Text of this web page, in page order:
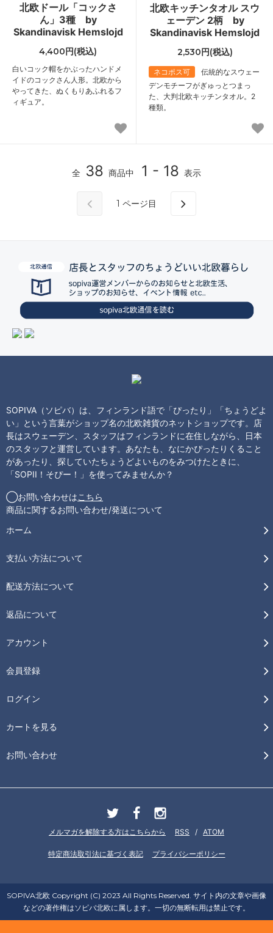
北欧ドール「コックさ
ん」3種 by
Skandinavisk Hemslojd
4,400円(税込)
白いコック帽をかぶったハンドメ
イドのコックさん人形。北欧から
やってきた、ぬくもりあふれるフ
ィギュア。
北欧キッチンタオル スウ
ェーデン 2柄 by
Skandinavisk Hemslojd
2,530円(税込)
ネコポス可
伝統的なスウェー
デンモチーフがぎゅっとつまっ
た、大判北欧キッチンタオル。2
種類。
全 38 商品中 1 - 18 表示
1 ページ目
SOPIVA（ソピバ）は、フィンランド語で「ぴったり」「ちょうどよ
い」という言葉がショップ名の北欧雑貨のネットショップです。店
長はスウェーデン、スタッフはフィンランドに在住しながら、日本
のスタッフと運営しています。あなたも、なにかぴったりくること
があったり、探していたちょうどよいものをみつけたときに、
「SOPII！そぴー！」を使ってみませんか？
◯お問い合わせはこちら
商品に関するお問い合わせ/発送について
ホーム
支払い方法について
配送方法について
返品について
アカウント
会員登録
ログイン
カートを見る
お問い合わせ
メルマガを解除する方はこちらから RSS / ATOM
特定商法取引法に基づく表記 プライバシーポリシー
SOPIVA北欧 Copyright (C) 2023 All Rights Reserved. サイト内の文章や画像
などの著作権はソピバ北欧に属します。一切の無断転用は禁止です。